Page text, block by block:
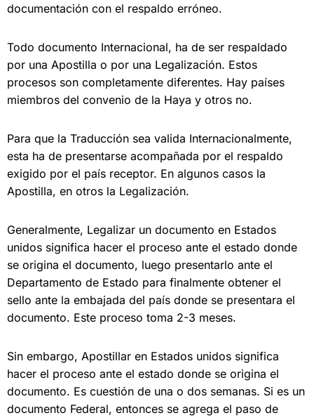
documentación con el respaldo erróneo.
Todo documento Internacional, ha de ser respaldado
por una Apostilla o por una Legalización. Estos
procesos son completamente diferentes. Hay países
miembros del convenio de la Haya y otros no.
Para que la Traducción sea valida Internacionalmente,
esta ha de presentarse acompañada por el respaldo
exigido por el país receptor. En algunos casos la
Apostilla, en otros la Legalización.
Generalmente, Legalizar un documento en Estados
unidos significa hacer el proceso ante el estado donde
se origina el documento, luego presentarlo ante el
Departamento de Estado para finalmente obtener el
sello ante la embajada del país donde se presentara el
documento. Este proceso toma 2-3 meses.
Sin embargo, Apostillar en Estados unidos significa
hacer el proceso ante el estado donde se origina el
documento. Es cuestión de una o dos semanas. Si es un
documento Federal, entonces se agrega el paso de